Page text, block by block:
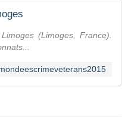
(Limoges, France).